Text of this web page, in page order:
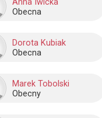
Anna Iwicka
Obecna
Dorota Kubiak
Obecna
Marek Tobolski
Obecny